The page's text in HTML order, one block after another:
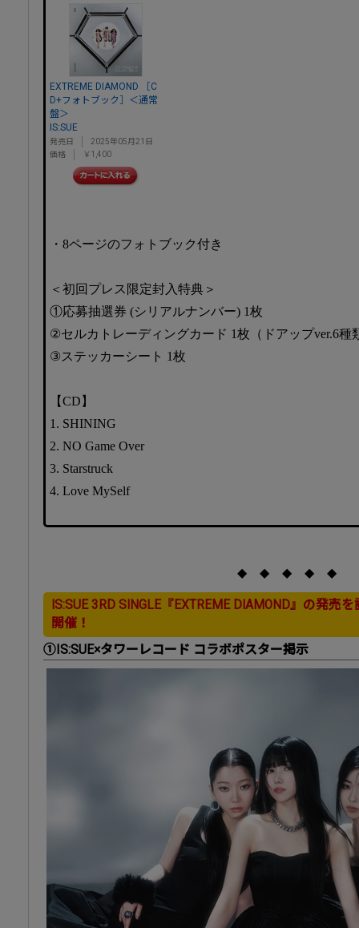
EXTREME DIAMOND ［C
D+フォトブック］＜通常
盤＞
IS:SUE
発売日
2025年05月21日
価格
￥1,400
・8ページのフォトブック付き
＜初回プレス限定封入特典＞
①応募抽選券 (シリアルナンバー) 1枚
②セルカトレーディングカード 1枚（ドアップver.6種
③ステッカーシート 1枚
【CD】
1. SHINING
2. NO Game Over
3. Starstruck
4. Love MySelf
◆ ◆ ◆ ◆ ◆
IS:SUE 3RD SINGLE『EXTREME DIAMOND』の発売
開催！
①IS:SUE×タワーレコード コラボポスター掲示